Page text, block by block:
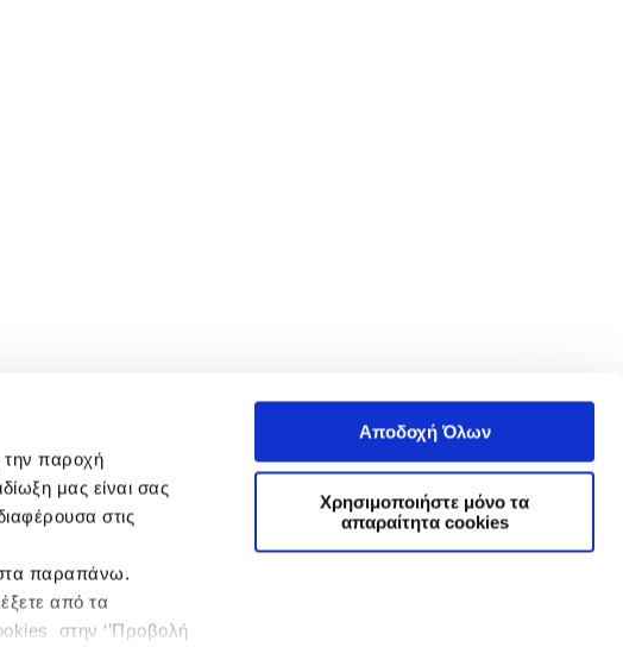
την παροχή
μας είναι σας
στις
στα παραπάνω.
από τα
στην ‘’Προβολή
Αποδοχή Όλων
Χρησιμοποιήστε μόνο τα
απαραίτητα cookies